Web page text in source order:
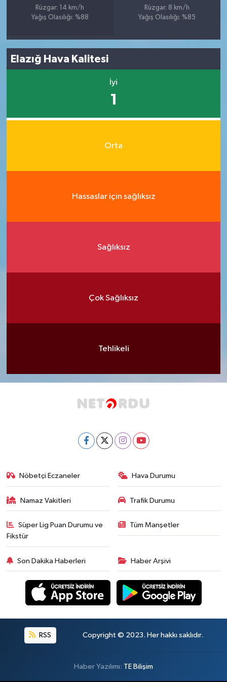
Rüzgar: 14 km/h
Yağış Olasılığı: %88
Rüzgar: 8 km/h
Yağış Olasılığı: %85
Elazığ Hava Kalitesi
İyi
1
Orta
Hassaslar için sağlıksız
Sağlıksız
Çok Sağlıksız
Tehlikeli
Nöbetçi Eczaneler Hava Durumu
Namaz Vakitleri Trafik Durumu
Süper Lig Puan Durumu ve
Fikstür
Tüm Manşetler
Son Dakika Haberleri Haber Arşivi
RSS Copyright © 2023. Her hakkı saklıdır.
Haber Yazılımı: TE Bilişim